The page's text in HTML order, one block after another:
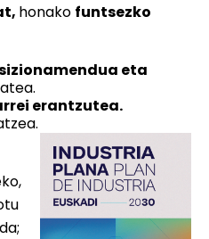
honako funtsezko
eta
erantzutea.